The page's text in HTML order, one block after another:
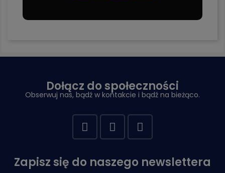
Dołącz do społeczności
Obserwuj nas, bądź w kontakcie i bądź na bieżąco.
Zapisz się do naszego newslettera